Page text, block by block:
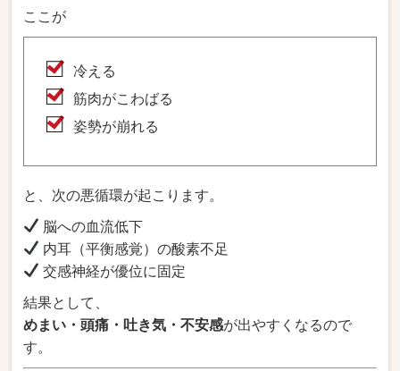
ここが
冷える
筋肉がこわばる
姿勢が崩れる
と、次の悪循環が起こります。
脳への血流低下
内耳（平衡感覚）の酸素不足
交感神経が優位に固定
結果として、
めまい・頭痛・吐き気・不安感が出やすくなるので
す。